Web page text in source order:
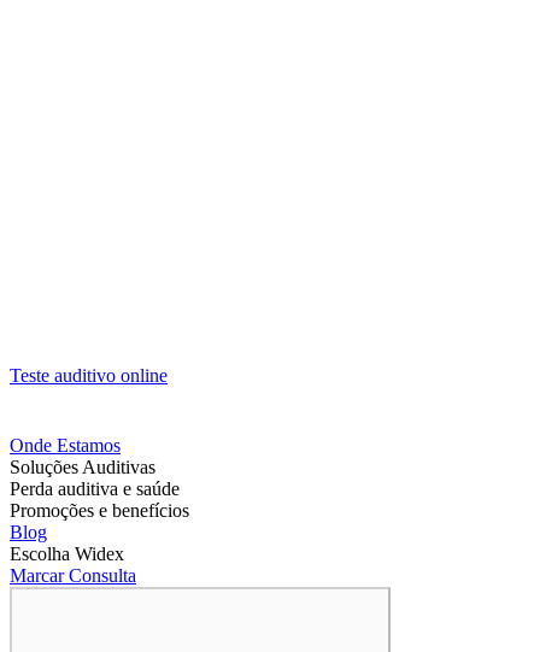
Teste auditivo online
Onde Estamos
Soluções Auditivas
Perda auditiva e saúde
Promoções e benefícios
Blog
Escolha Widex
Marcar Consulta